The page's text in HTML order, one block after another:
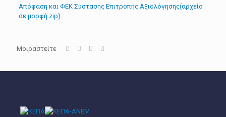
Απόφαση και ΦΕΚ Σύστασης Επιτροπής Αξιολόγησης(αρχείο
σε μορφή zip).
Μοιραστείτε